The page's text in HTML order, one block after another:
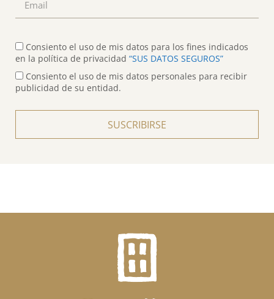
Consiento el uso de mis datos para los fines indicados
en la política de privacidad “SUS DATOS SEGUROS”
Consiento el uso de mis datos personales para recibir
publicidad de su entidad.
SUSCRIBIRSE